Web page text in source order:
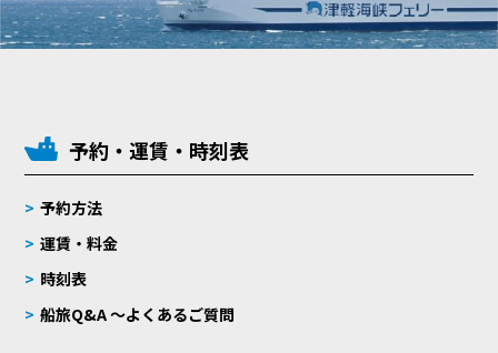
予約・運賃・時刻表
予約方法
運賃・料金
時刻表
船旅Q&A 〜よくあるご質問